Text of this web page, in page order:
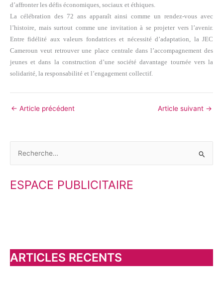
d’affronter les défis économiques, sociaux et éthiques.
La célébration des 72 ans apparaît ainsi comme un rendez-vous avec
l’histoire, mais surtout comme une invitation à se projeter vers l’avenir.
Entre fidélité aux valeurs fondatrices et nécessité d’adaptation, la JEC
Cameroun veut retrouver une place centrale dans l’accompagnement des
jeunes et dans la construction d’une société davantage tournée vers la
solidarité, la responsabilité et l’engagement collectif.
← Article précédent Article suivant →
c
h
e
ESPACE PUBLICITAIRE
ARTICLES RECENTS